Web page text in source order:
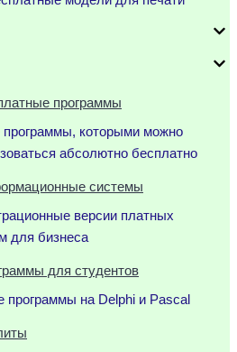
программы
программы, которыми можно
абсолютно бесплатно
системы
версии платных
для бизнеса
для студентов
программы на Delphi и Pascal